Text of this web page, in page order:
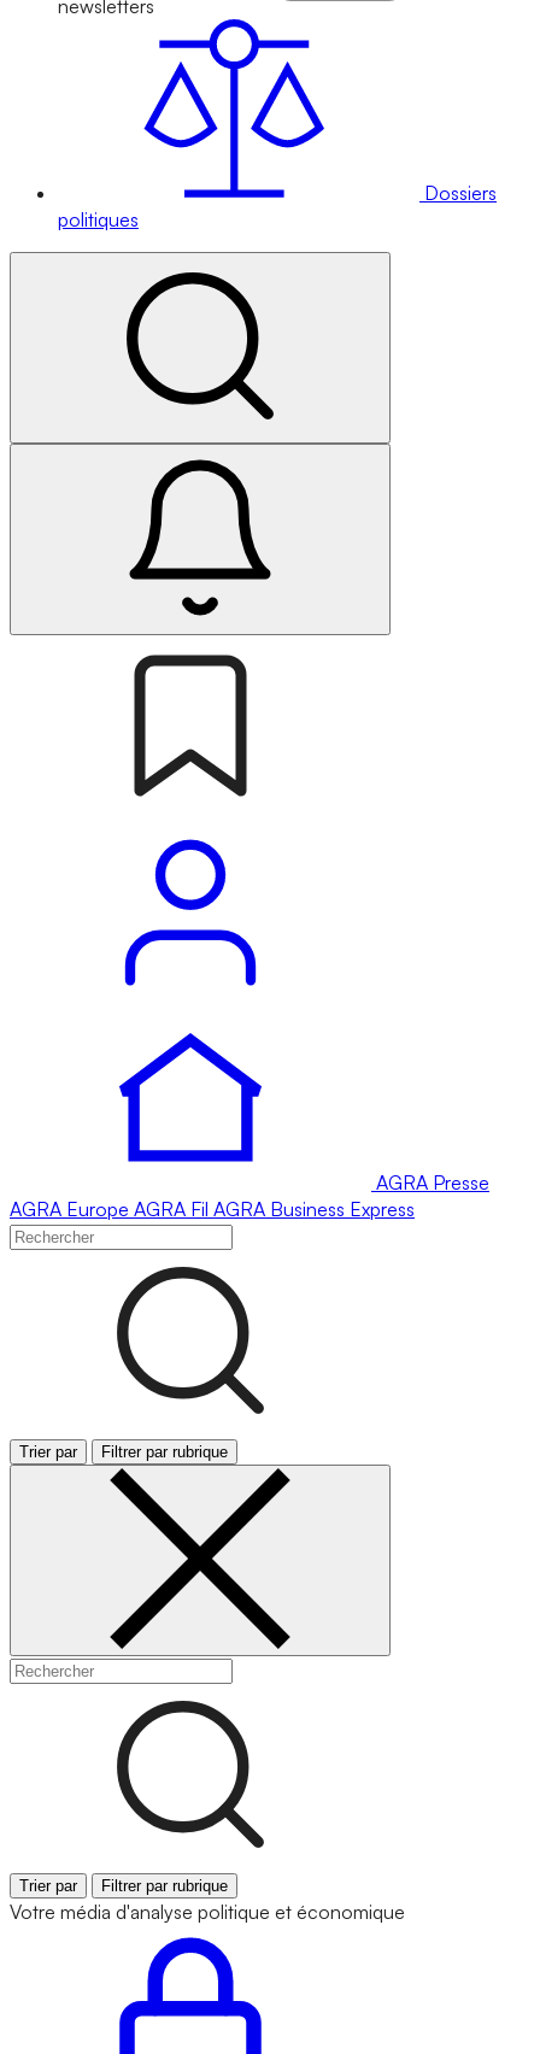
newsletters
Dossiers
politiques
AGRA Presse
AGRA Europe AGRA Fil AGRA Business Express
Trier par Filtrer par rubrique
Trier par Filtrer par rubrique
Votre média d'analyse politique et économique